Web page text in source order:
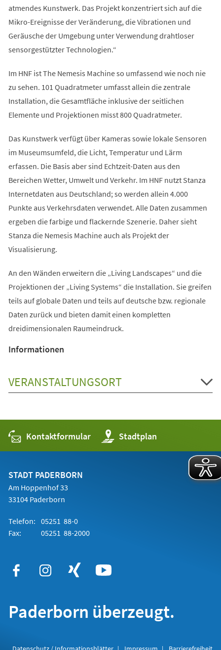
atmendes Kunstwerk. Das Projekt konzentriert sich auf die
Mikro-Ereignisse der Veränderung, die Vibrationen und
Geräusche der Umgebung unter Verwendung drahtloser
sensorgestützter Technologien.“
Im HNF ist The Nemesis Machine so umfassend wie noch nie
zu sehen. 101 Quadratmeter umfasst allein die zentrale
Installation, die Gesamtfläche inklusive der seitlichen
Elemente und Projektionen misst 800 Quadratmeter.
Das Kunstwerk verfügt über Kameras sowie lokale Sensoren
im Museumsumfeld, die Licht, Temperatur und Lärm
erfassen. Die Basis aber sind Echtzeit-Daten aus den
Bereichen Wetter, Umwelt und Verkehr. Im HNF nutzt Stanza
Internetdaten aus Deutschland; so werden allein 4.000
Punkte aus Verkehrsdaten verwendet. Alle Daten zusammen
ergeben die farbige und flackernde Szenerie. Daher sieht
Stanza die Nemesis Machine auch als Projekt der
Visualisierung.
An den Wänden erweitern die „Living Landscapes“ und die
Projektionen der „Living Systems“ die Installation. Sie greifen
teils auf globale Daten und teils auf deutsche bzw. regionale
Daten zurück und bieten damit einen kompletten
dreidimensionalen Raumeindruck.
Informationen
VERANSTALTUNGSORT
Kontaktformular Stadtplan
(Öffnet
in
einem
STADT PADERBORN
Am Hoppenhof 33
33104 Paderborn
Telefon: 05251 88-0
Fax:
05251 88-2000
Paderborn überzeugt.